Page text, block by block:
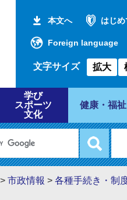
本文へ はじ
Foreign language
文字サイズ 拡大
学び
スポーツ
文化
健康・福祉
> 市政情報 > 各種手続き・制